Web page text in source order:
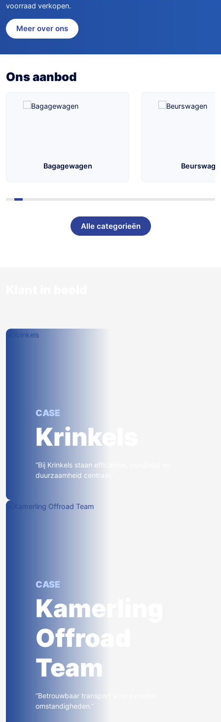
voorraad verkopen.
Meer over ons
Aanhangwagens
Ons aanbod
Bagagewagen
Alle categorieën
CASE
Krinkels
“Bij Krinkels staan efficiëntie, veiligheid en
duurzaamheid centraal.”
CASE
Kamerling
Offroad
Team
“Betrouwbaar transport voor extreme
omstandigheden.”